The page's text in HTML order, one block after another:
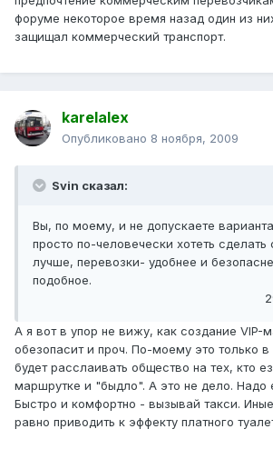
форуме некоторое время назад один из
защищал коммерческий транспорт.
karelalex
Опубликовано 8 ноября, 2009
Svin сказал:
Вы, по моему, и не допускаете
просто по-человечески хотеть сделать
лучше, перевозки- удобнее и
подобное.
А я вот в упор не вижу, как создание VIP-
обезопасит и проч. По-моему это только в
будет расслаивать общество на тех, кто
маршрутке и "быдло". А это не дело. Надо
Быстро и комфортно - вызывай такси.
равно приводить к эффекту платного